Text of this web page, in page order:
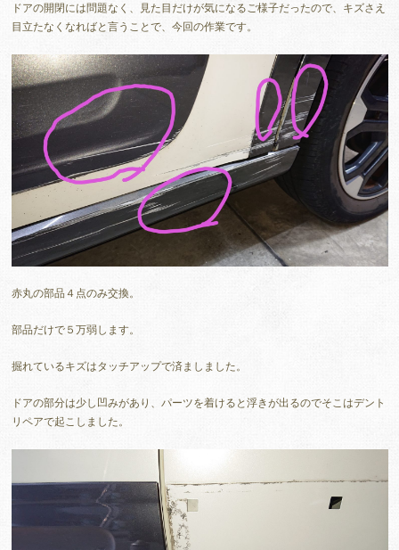
ドアの開閉には問題なく、見た目だけが気になるご様子だったので、キズさえ
目立たなくなればと言うことで、今回の作業です。
赤丸の部品４点のみ交換。
部品だけで５万弱します。
掘れているキズはタッチアップで済ましました。
ドアの部分は少し凹みがあり、パーツを着けると浮きが出るのでそこはデント
リペアで起こしました。